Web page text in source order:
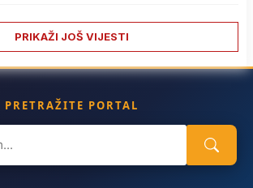
PRIKAŽI JOŠ VIJESTI
PRETRAŽITE PORTAL